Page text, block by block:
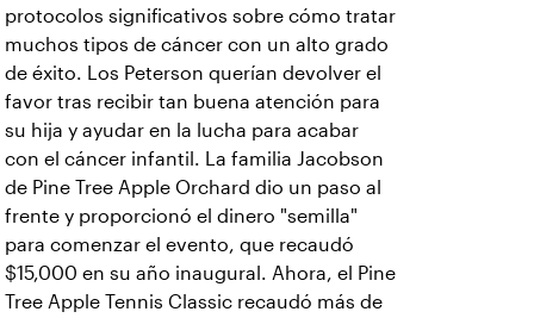
protocolos significativos sobre cómo tratar
muchos tipos de cáncer con un alto grado
de éxito. Los Peterson querían devolver el
favor tras recibir tan buena atención para
su hija y ayudar en la lucha para acabar
con el cáncer infantil. La familia Jacobson
de Pine Tree Apple Orchard dio un paso al
frente y proporcionó el dinero "semilla"
para comenzar el evento, que recaudó
$15,000 en su año inaugural. Ahora, el Pine
Tree Apple Tennis Classic recaudó más de